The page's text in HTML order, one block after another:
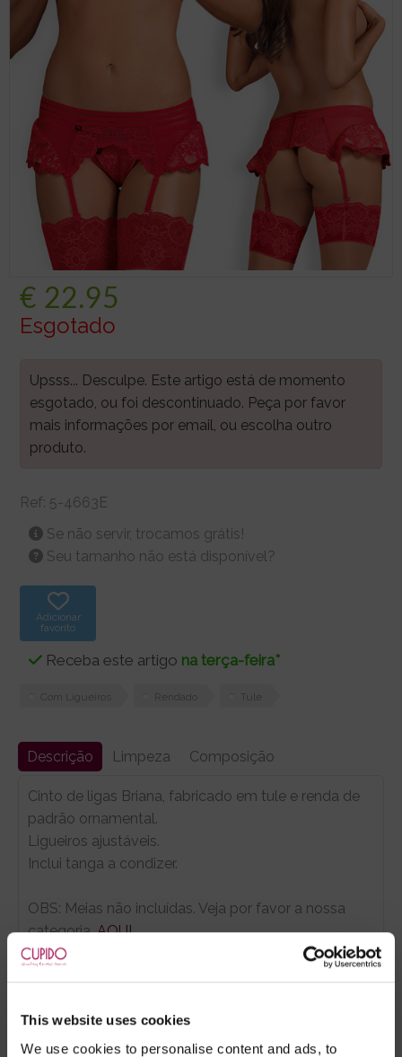
This website uses cookies
We use cookies to personalise content and ads, to
€ 22.95
Esgotado
Upsss... Desculpe. Este artigo está de momento
esgotado, ou foi descontinuado. Peça por favor
mais informações por email, ou escolha outro
produto.
Ref: 5-4663E
Se não servir, trocamos grátis!
Seu tamanho não está disponível?
Adicionar
favorito
Receba este artigo na terça-feira*
Tule
Descrição Limpeza Composição
Cinto de ligas Briana, fabricado em tule e renda de
padrão ornamental.
Ligueiros ajustáveis.
Inclui tanga a condizer.
OBS: Meias não incluídas. Veja por favor a nossa
categoria,AQUI.
- Embalagens 100% discretas
- *Entrega em 24 horas para pedidos antes das 16:00 h.